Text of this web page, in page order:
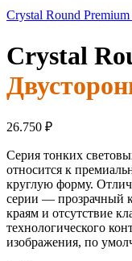
Crystal Round Premium
Crystal
26.750 ₽
Серия тонких
относится к
круглую форму.
серии — прозрачный
краям и отсутствие
технологического
изображения, по